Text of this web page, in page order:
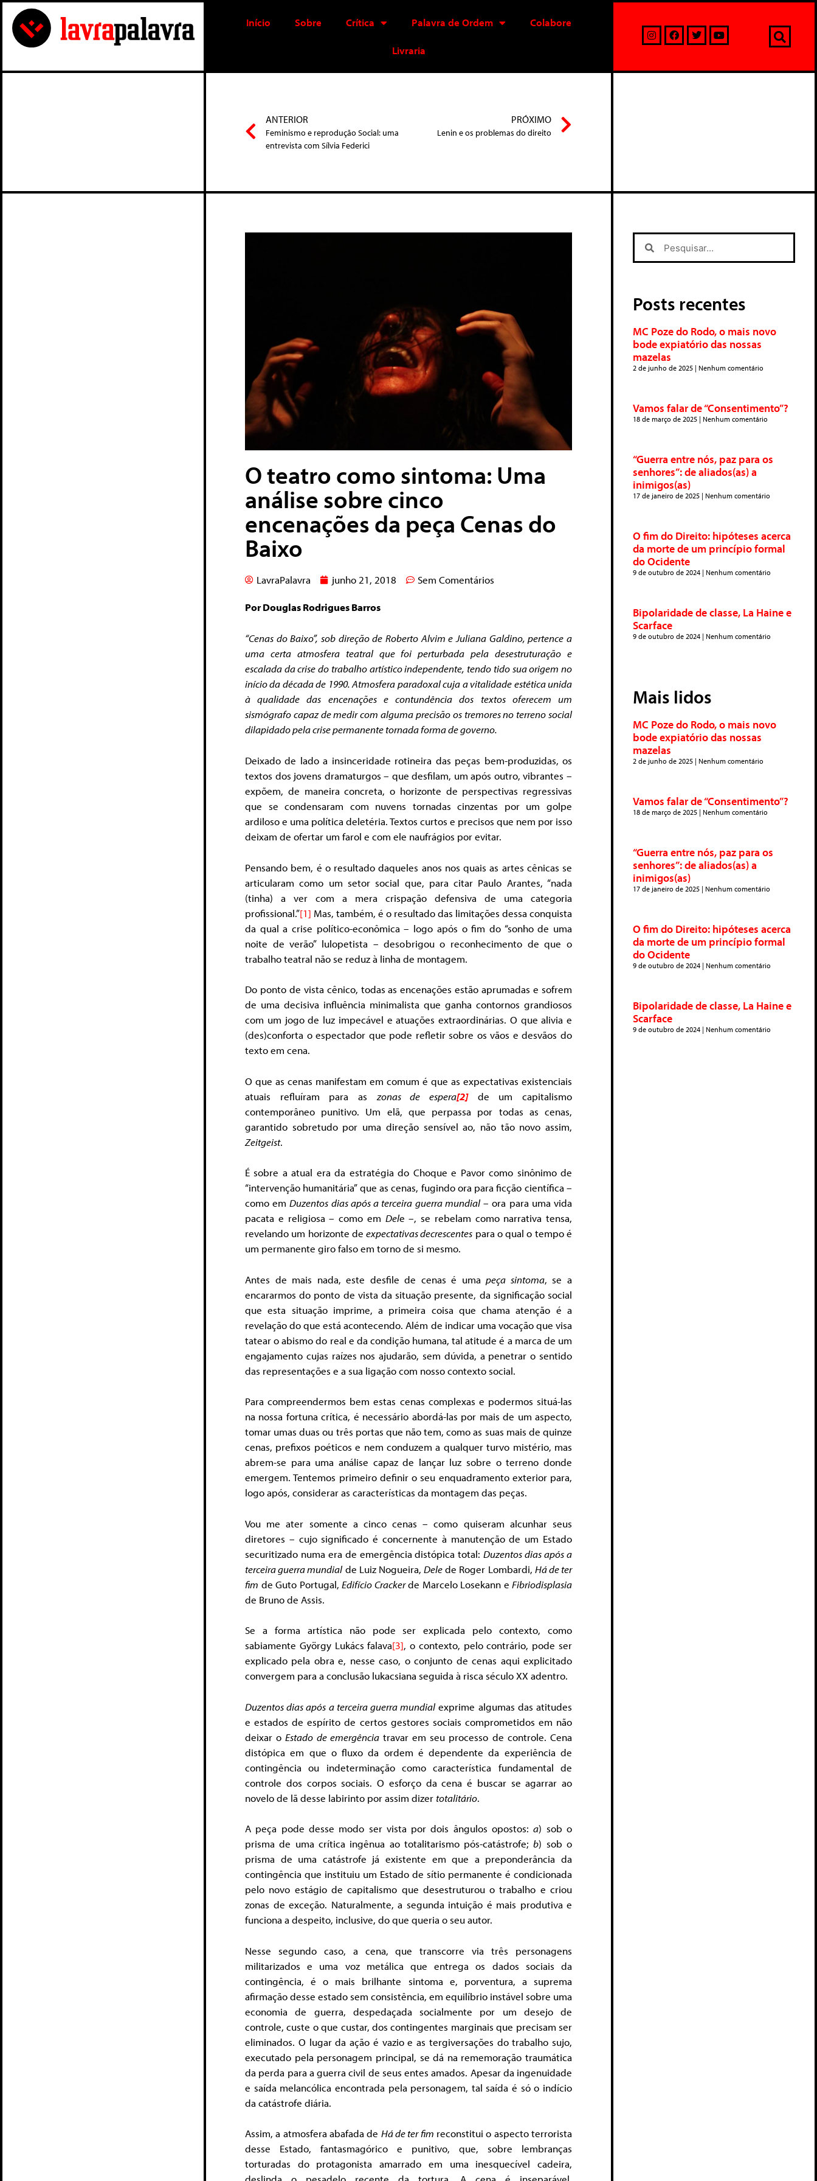
Início Sobre Crítica Palavra de Ordem Colabore
Livraria
ANTERIOR
Feminismo e reprodução Social: uma
entrevista com Sílvia Federici
PRÓXIMO
Lenin e os problemas do direito
O teatro como sintoma: Uma
análise sobre cinco
encenações da peça Cenas do
Baixo
LavraPalavra junho 21, 2018 Sem Comentários
Por Douglas Rodrigues Barros
“Cenas do Baixo”, sob direção de Roberto Alvim e Juliana Galdino, pertence a
uma certa atmosfera teatral que foi perturbada pela desestruturação e
escalada da crise do trabalho artístico independente, tendo tido sua origem no
início da década de 1990.Atmosfera paradoxal cuja a vitalidade estética unida
à qualidade das encenações e contundência dos textos oferecem um
sismógrafo capaz de medir com alguma precisão os tremores no terreno social
dilapidado pela crise permanente tornada forma de governo.
Deixado de lado a insinceridade rotineira das peças bem-produzidas, os
textos dos jovens dramaturgos – que desfilam, um após outro, vibrantes –
expõem, de maneira concreta, o horizonte de perspectivas regressivas
que se condensaram com nuvens tornadas cinzentas por um golpe
ardiloso e uma política deletéria. Textos curtos e precisos que nem por isso
deixam de ofertar um farol e com ele naufrágios por evitar.
Pensando bem, é o resultado daqueles anos nos quais as artes cênicas se
articularam como um setor social que, para citar Paulo Arantes, “nada
(tinha) a ver com a mera crispação defensiva de uma categoria
profissional.”[1] Mas, também, é o resultado das limitações dessa conquista
da qual a crise político-econômica – logo após o fim do “sonho de uma
noite de verão” lulopetista – desobrigou o reconhecimento de que o
trabalho teatral não se reduz à linha de montagem.
Do ponto de vista cênico, todas as encenações estão aprumadas e sofrem
de uma decisiva influência minimalista que ganha contornos grandiosos
com um jogo de luz impecável e atuações extraordinárias. O que alivia e
(des)conforta o espectador que pode refletir sobre os vãos e desvãos do
texto em cena.
O que as cenas manifestam em comum é que as expectativas existenciais
atuais refluíram para as zonas de espera[2]de um capitalismo
contemporâneo punitivo. Um elã, que perpassa por todas as cenas,
garantido sobretudo por uma direção sensível ao, não tão novo assim,
Zeitgeist.
É sobre a atual era da estratégia do Choque e Pavor como sinônimo de
“intervenção humanitária” que as cenas, fugindo ora para ficção científica –
como emDuzentos dias após a terceira guerra mundial– ora para uma vida
pacata e religiosa – como em Dele –, se rebelam como narrativa tensa,
revelando um horizonte deexpectativas decrescentes para o qual o tempo é
um permanente giro falso em torno de si mesmo.
Antes de mais nada, este desfile de cenas é umapeça sintoma, se a
encararmos do ponto de vista da situação presente, da significação social
que esta situação imprime, a primeira coisa que chama atenção é a
revelação do que está acontecendo. Além de indicar uma vocação que visa
tatear o abismo do real e da condição humana, tal atitude é a marca de um
engajamento cujas raízes nos ajudarão, sem dúvida, a penetrar o sentido
das representações e a sua ligação com nosso contexto social.
Para compreendermos bem estas cenas complexas e podermos situá-las
na nossa fortuna crítica, é necessário abordá-las por mais de um aspecto,
tomar umas duas ou três portas que não tem, como as suas mais de quinze
cenas, prefixos poéticos e nem conduzem a qualquer turvo mistério, mas
abrem-se para uma análise capaz de lançar luz sobre o terreno donde
emergem. Tentemos primeiro definir o seu enquadramento exterior para,
logo após, considerar as características da montagem das peças.
Vou me ater somente a cinco cenas – como quiseram alcunhar seus
diretores – cujo significado é concernente à manutenção de um Estado
securitizado numa era de emergência distópica total:Duzentos dias após a
terceira guerra mundialde Luiz Nogueira,Delede Roger Lombardi, Há de ter
fim de Guto Portugal, Edifício Crackerde Marcelo Losekann e Fibriodisplasia
de Bruno de Assis.
Se a forma artística não pode ser explicada pelo contexto, como
sabiamente György Lukács falava[3], o contexto, pelo contrário, pode ser
explicado pela obra e, nesse caso, o conjunto de cenas aqui explicitado
convergem para a conclusão lukacsiana seguida à risca século XX adentro.
Duzentos dias após a terceira guerra mundialexprime algumas das atitudes
e estados de espírito de certos gestores sociais comprometidos em não
deixar oEstado de emergênciatravar em seu processo de controle. Cena
distópica em que o fluxo da ordem é dependente da experiência de
contingência ou indeterminação como característica fundamental de
controle dos corpos sociais. O esforço da cena é buscar se agarrar ao
novelo de lã desse labirinto por assim dizer totalitário.
A peça pode desse modo ser vista por dois ângulos opostos:a) sob o
prisma de uma crítica ingênua ao totalitarismo pós-catástrofe;b) sob o
prisma de uma catástrofe já existente em que a preponderância da
contingência que instituiu um Estado de sítio permanente é condicionada
pelo novo estágio de capitalismo que desestruturou o trabalho e criou
zonas de exceção. Naturalmente, a segunda intuição é mais produtiva e
funciona a despeito, inclusive, do que queria o seu autor.
Nesse segundo caso, a cena, que transcorre via três personagens
militarizados e uma voz metálica que entrega os dados sociais da
contingência, é o mais brilhante sintoma e, porventura, a suprema
afirmação desse estado sem consistência, em equilíbrio instável sobre uma
economia de guerra, despedaçada socialmente por um desejo de
controle, custe o que custar, dos contingentes marginais que precisam ser
eliminados. O lugar da ação é vazio e as tergiversações do trabalho sujo,
executado pela personagem principal, se dá na rememoração traumática
da perda para a guerra civil de seus entes amados. Apesar da ingenuidade
e saída melancólica encontrada pela personagem, tal saída é só o indício
da catástrofe diária.
Assim, a atmosfera abafada de Há de ter fim reconstitui o aspecto terrorista
desse Estado, fantasmagórico e punitivo, que, sobre lembranças
torturadas do protagonista amarrado em uma inesquecível cadeira,
Posts recentes
MC Poze do Rodo, o mais novo
bode expiatório das nossas
mazelas
2 de junho de 2025 Nenhum comentário
Vamos falar de “Consentimento”?
18 de março de 2025 Nenhum comentário
“Guerra entre nós, paz para os
senhores”: de aliados(as) a
inimigos(as)
17 de janeiro de 2025 Nenhum comentário
O fim do Direito: hipóteses acerca
da morte de um princípio formal
do Ocidente
9 de outubro de 2024 Nenhum comentário
Bipolaridade de classe, La Haine e
Scarface
9 de outubro de 2024 Nenhum comentário
Mais lidos
MC Poze do Rodo, o mais novo
bode expiatório das nossas
mazelas
2 de junho de 2025 Nenhum comentário
Vamos falar de “Consentimento”?
18 de março de 2025 Nenhum comentário
“Guerra entre nós, paz para os
senhores”: de aliados(as) a
inimigos(as)
17 de janeiro de 2025 Nenhum comentário
O fim do Direito: hipóteses acerca
da morte de um princípio formal
do Ocidente
9 de outubro de 2024 Nenhum comentário
Bipolaridade de classe, La Haine e
Scarface
9 de outubro de 2024 Nenhum comentário